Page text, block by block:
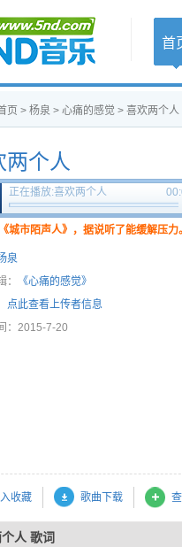
首
页 > 杨泉 > 心痛的感觉 > 喜欢两个人
两个人
正在播放:喜欢两个人
城市陌声人》，据说听了能缓解压力。
泉
：
《心痛的感觉》
点此查看上传者信息
：2015-7-20
收藏 歌曲下载
人 歌词